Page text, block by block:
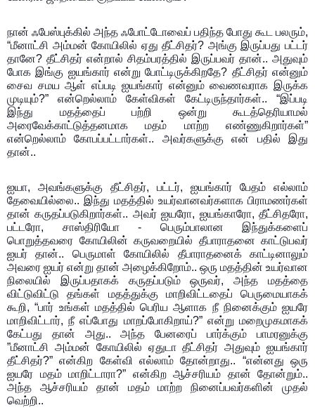
நான் ஃபேஸ்புக்கில் அந்த ஃபோட்டோவைப் பதிந்த போது கூட பலரும்,
“மீனாட்சி அம்மன் கோயிலில் ஏது தீட்சிதர்? அங்கு இருப்பது பட்டர்
தானே? தீட்சிதர் என்றால் சிதம்பரத்தில் இருப்பவர் தான்.. அதுவும்
போக இங்கு ஐயங்கார் என்று போட்டிருக்கிறதே? தீட்சிதர் என்னும்
சைவ சமய ஆள் எப்படி ஐயங்கார் என்னும் வைணவராக இருக்க
முடியும்?” என்றெல்லாம் கேள்விகள் கேட்டிருந்தார்கள்.. “இப்படி
இந்து மதத்தைப் பற்றி ஒன்று கூடத்தெரியாமல்
அரைவேக்காட்டுத்தனமாக மதம் மாற்ற எண்ணுகிறார்கள்”
என்றெல்லாம் கோபப்பட்டார்கள்.. அவர்களுக்கு என் பதில் இது
தான்..
ஐயா, அவங்களுக்கு தீட்சிதர், பட்டர், ஐயங்கார் பேதம் எல்லாம்
தேவையில்லை.. இந்து மதத்தில் உயர்வானவர்களாக பிராமணர்கள்
தான் கருதப்படுகிறார்கள்.. அவர் ஐயரோ, ஐயங்காரோ, தீட்சிதரோ,
பட்டரோ, சாஸ்திரியோ - பெரும்பாலான இந்துக்களைப்
பொறுத்தவரை கோயிலின் கருவறையில் தீபாராதனை காட்டுபவர்
ஐயர் தான்.. பெருமாள் கோயிலில் தீபாராதனைக் காட்டினாலும்
அவரை ஐயர் என்று தான் அழைக்கிறோம்.. ஒரு மதத்தின் உயர்வான
நிலையில் இருப்பதாகக் கருதப்படும் ஒருவர், அந்த மதத்தை
விட்டுவிட்டு தங்கள் மதத்துக்கு மாறிவிட்டதைப் பெருமையாகக்
கூறி, “பார் உங்கள் மதத்தில் பெரிய ஆளாக நீ நினைக்கும் ஐயரே
மாறிவிட்டார், நீ எப்போது மாறப்போகிறாய்?” என்று மறைமுகமாகக்
கேட்பது தான் அது.. அந்த பேனரைப் பார்க்கும் பாமரனுக்கு
”மீனாட்சி அம்மன் கோயிலில் ஏதுடா தீட்சிதர் அதுவும் ஐயங்கார்
தீட்சிதர்?” என்கிற கேள்வி எல்லாம் தோன்றாது.. “என்னது ஒரு
ஐயரே மதம் மாறிட்டாரா?” என்கிற ஆச்சரியம் தான் தோன்றும்..
அந்த ஆச்சரியம் தான் மதம் மாற்ற நினைப்பவர்களின் முதல்
வெற்றி..